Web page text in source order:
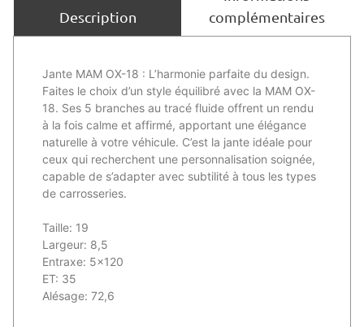
Description
complémentaires
Jante MAM OX-18 : L’harmonie parfaite du design.
Faites le choix d’un style équilibré avec la MAM OX-
18. Ses 5 branches au tracé fluide offrent un rendu
à la fois calme et affirmé, apportant une élégance
naturelle à votre véhicule. C’est la jante idéale pour
ceux qui recherchent une personnalisation soignée,
capable de s’adapter avec subtilité à tous les types
de carrosseries.
Taille: 19
Largeur: 8,5
Entraxe: 5×120
ET: 35
Alésage: 72,6